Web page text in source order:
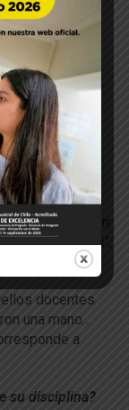
en un
realidades
posibilidades
de
campo y con
ser
y me guiaron
y personal”,
docentes
una mano…
a
su disciplina?